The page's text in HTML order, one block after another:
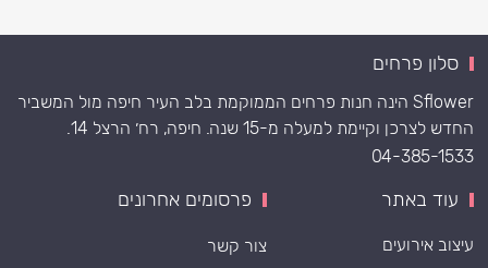
סלון פרחים
Sflower הינה חנות פרחים הממוקמת בלב העיר חיפה מול המשביר
החדש לצרכן וקיימת למעלה מ-15 שנה. חיפה, רח׳ הרצל 14.
04-385-1533
עוד באתר
עיצוב אירועים
פרסומים אחרונים
צור קשר